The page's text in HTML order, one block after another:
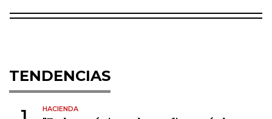
TENDENCIAS
HACIENDA